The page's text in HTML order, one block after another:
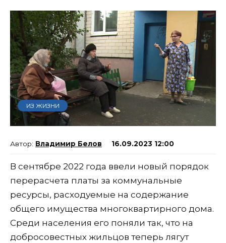
ИЗ ЖИЗНИ
Владимир Белов 16.09.2023 12:00
В сентябре 2022 года ввели новый порядок
перерасчета платы за коммунальные
ресурсы, расходуемые на содержание
общего имущества многоквартирного дома.
Среди населения его поняли так, что на
добросовестных жильцов теперь лягут